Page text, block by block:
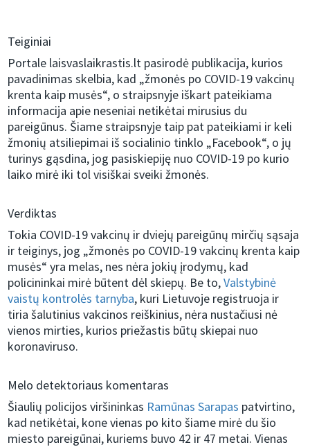
Teiginiai
Portale laisvaslaikrastis.lt pasirodė publikacija, kurios
pavadinimas skelbia, kad „žmonės po COVID-19 vakcinų
krenta kaip musės“, o straipsnyje iškart pateikiama
informacija apie neseniai netikėtai mirusius du
pareigūnus. Šiame straipsnyje taip pat pateikiami ir keli
žmonių atsiliepimai iš socialinio tinklo „Facebook“, o jų
turinys gąsdina, jog pasiskiepiję nuo COVID-19 po kurio
laiko mirė iki tol visiškai sveiki žmonės.
Verdiktas
Tokia COVID-19 vakcinų ir dviejų pareigūnų mirčių sąsaja
ir teiginys, jog „žmonės po COVID-19 vakcinų krenta kaip
musės“ yra melas, nes nėra jokių įrodymų, kad
policininkai mirė būtent dėl skiepų. Be to,Valstybinė
vaistų kontrolės tarnyba, kuri Lietuvoje registruoja ir
tiria šalutinius vakcinos reiškinius, nėra nustačiusi nė
vienos mirties, kurios priežastis būtų skiepai nuo
koronaviruso.
Melo detektoriaus komentaras
Šiaulių policijos viršininkas Ramūnas Sarapas patvirtino,
kad netikėtai, kone vienas po kito šiame mirė du šio
miesto pareigūnai, kuriems buvo 42 ir 47 metai. Vienas